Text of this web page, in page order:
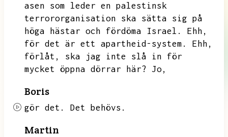
asen som leder en palestinsk
terrororganisation ska sätta sig på
höga hästar och fördöma Israel.
Ehh,
för det är ett apartheid-system.
Ehh,
förlåt,
ska jag inte slå in för
mycket öppna dörrar här? Jo,
Boris
gör det. Det behövs.
Martin